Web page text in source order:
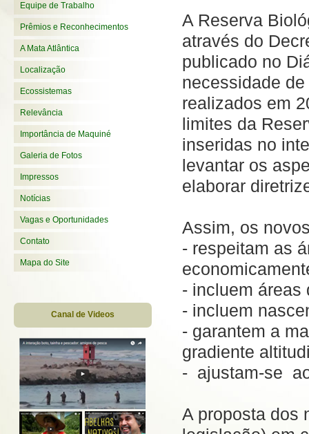
Equipe de Trabalho
Prêmios e Reconhecimentos
A Mata Atlântica
Localização
Ecossistemas
Relevância
Importância de Maquiné
Galeria de Fotos
Impressos
Notícias
Vagas e Oportunidades
Contato
Mapa do Site
Canal de Videos
A Reserva
através do
publicado no
necessidade
realizados em
limites da
inseridas no
levantar os
elaborar
Assim, os
- respeitam as
- incluem áreas
- incluem
- garantem a
gradiente
- ajustam-se
A proposta dos